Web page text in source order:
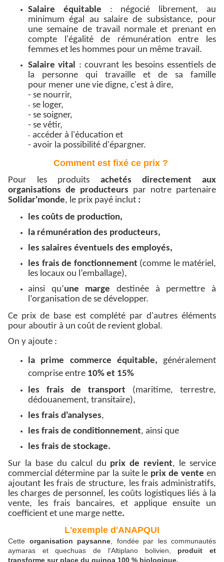
Salaire équitable : négocié librement, au
minimum égal au salaire de subsistance, pour
une semaine de travail normale et prenant en
compte l'égalité de rémunération entre les
femmes et les hommes pour un même travail.
Salaire vital : couvrant les besoins essentiels de
la personne qui travaille et de sa famille
pour mener une vie digne, c'est à dire,
- se nourrir,
- se loger,
- se soigner,
- se vêtir,
- accéder à l'éducation et
- avoir la possibilité d'épargner.
Comment est fixé ce prix ?
Pour les produits achetés directement aux
organisations de producteurs par notre partenaire
Solidar'monde, le prix payé inclut :
les coûts de production,
la rémunération des producteurs,
les salaires éventuels des employés,
les frais de fonctionnement (comme le matériel,
les locaux ou l’emballage),
ainsi qu’une margedestinée à permettre à
l’organisation de se développer.
Ce prix de base est complété par d'autres éléments
pour aboutir à un coût de revient global.
On y ajoute :
la prime commerce équitable, généralement
comprise entre 10% et 15%
les frais de transport (maritime, terrestre,
dédouanement, transitaire),
les frais d'analyses,
les frais de conditionnement, ainsi que
les frais de stockage.
Sur la base du calcul du prix de revient, le service
commercial détermine par la suite le prix de vente en
ajoutant les frais de structure, les frais administratifs,
les charges de personnel, les coûts logistiques liés à la
vente, les frais bancaires, et applique ensuite un
coefficient et une marge nette.
L'exemple d'ANAPQUI
Cette organisation paysanne , fondée par les communautés
aymaras et quechuas de l'Altiplano bolivien, produit et
transforme sur place du quinoa 100 % biologique.